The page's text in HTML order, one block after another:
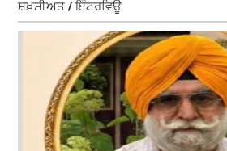
ਸ਼ਖ਼ਸੀਅਤ / ਇੰਟਰਵਿਊ